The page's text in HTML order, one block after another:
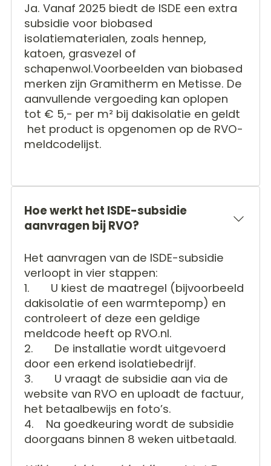
Ja. Vanaf 2025 biedt de ISDE een extra
subsidie voor biobased
isolatiematerialen, zoals hennep,
katoen, grasvezel of
schapenwol.Voorbeelden van biobased
merken zijn Gramitherm en Metisse. De
aanvullende vergoeding kan oplopen
tot € 5,- per m² bij dakisolatie en geldt
het product is opgenomen op de RVO-
meldcodelijst.
Hoe werkt het ISDE-subsidie
aanvragen bij RVO?
Het aanvragen van de ISDE-subsidie
verloopt in vier stappen:
1. U kiest de maatregel (bijvoorbeeld
dakisolatie of een warmtepomp) en
controleert of deze een geldige
meldcode heeft op RVO.nl.
2. De installatie wordt uitgevoerd
door een erkend isolatiebedrijf.
3. U vraagt de subsidie aan via de
website van RVO en uploadt de factuur,
het betaalbewijs en foto’s.
4. Na goedkeuring wordt de subsidie
doorgaans binnen 8 weken uitbetaald.